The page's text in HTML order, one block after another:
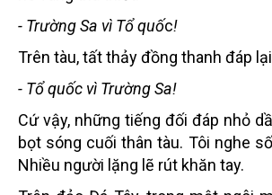
- Trường Sa vì Tổ quốc!
Trên tàu, tất thảy đồng thanh đáp
- Tổ quốc vì Trường Sa!
Cứ vậy, những tiếng đối đáp nhỏ
bọt sóng cuối thân tàu. Tôi nghe
Nhiều người lặng lẽ rút khăn tay.